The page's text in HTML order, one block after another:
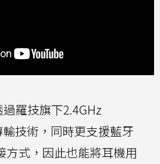
羅技旗下2.4GHz
技術，同時更支援藍牙
式，因此也能將耳機用